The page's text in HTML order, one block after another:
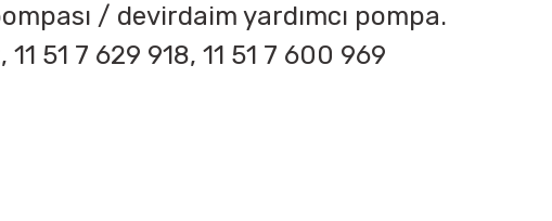
/ devirdaim yardımcı pompa.
11 51 7 629 918, 11 51 7 600 969